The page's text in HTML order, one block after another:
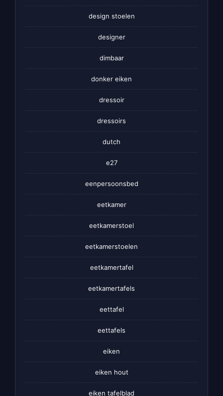
design stoelen
designer
dimbaar
donker eiken
dressoir
dressoirs
dutch
e27
eenpersoonsbed
eetkamer
eetkamerstoel
eetkamerstoelen
eetkamertafel
eetkamertafels
eettafel
eettafels
eiken
eiken hout
eiken tafelblad